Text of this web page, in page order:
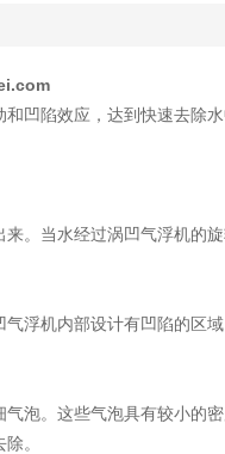
凹陷效应，达到快速去除
。当水经过涡凹气浮机的
浮机内部设计有凹陷的区
泡。这些气泡具有较小的
。